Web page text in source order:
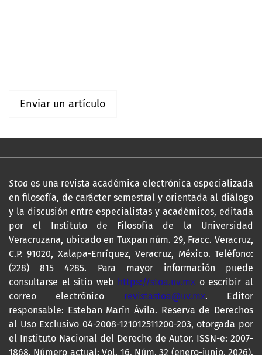
Enviar un artículo
Stoa es una revista académica electrónica especializada
en filosofía, de carácter semestral y orientada al diálogo
y la discusión entre especialistas y académicos, editada
por el Instituto de Filosofía de la Universidad
Veracruzana, ubicado en Tuxpan núm. 29, Fracc. Veracruz,
C.P. 91020, Xalapa-Enríquez, Veracruz, México. Teléfono:
(228) 815 4285. Para mayor información puede
consultarse el sitio web https://stoa.uv.mx o escribir al
correo electrónico revistastoa@uv.mx. Editor
responsable: Esteban Marín Ávila. Reserva de Derechos
al Uso Exclusivo 04-2008-121012511200-203, otorgada por
el Instituto Nacional del Derecho de Autor. ISSN-e: 2007-
1868. Número actual: Vol. 16, Núm. 32 (enero-junio, 2026).